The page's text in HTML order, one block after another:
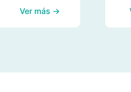
Ver más →